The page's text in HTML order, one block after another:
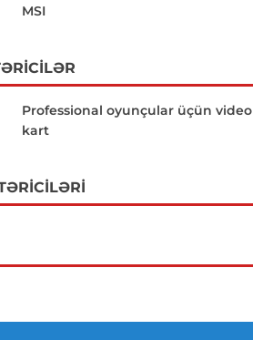
MSI
Professional oyunçular üçün video
kart